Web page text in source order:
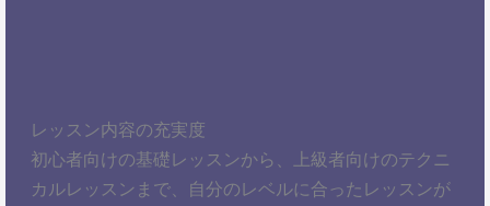
レッスン内容の充実度
初心者向けの基礎レッスンから、上級者向けのテクニ
カルレッスンまで、自分のレベルに合ったレッスンが